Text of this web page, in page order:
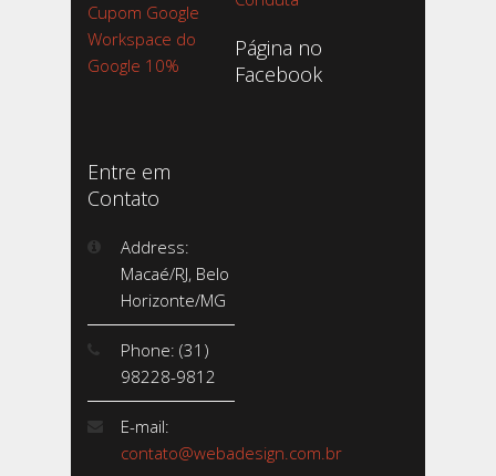
Cupom Google
Workspace do
Google 10%
Página no
Facebook
Entre em
Contato
Address:
Macaé/RJ, Belo
Horizonte/MG
Phone: (31)
98228-9812
E-mail:
contato@webadesign.com.br